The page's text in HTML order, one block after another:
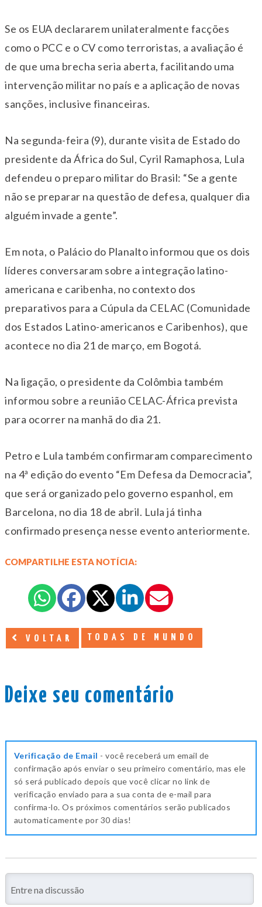
Se os EUA declararem unilateralmente facções
como o PCC e o CV como terroristas, a avaliação é
de que uma brecha seria aberta, facilitando uma
intervenção militar no país e a aplicação de novas
sanções, inclusive financeiras.
Na segunda-feira (9), durante visita de Estado do
presidente da África do Sul, Cyril Ramaphosa, Lula
defendeu o preparo militar do Brasil: “Se a gente
não se preparar na questão de defesa, qualquer dia
alguém invade a gente”.
Em nota, o Palácio do Planalto informou que os dois
líderes conversaram sobre a integração latino-
americana e caribenha, no contexto dos
preparativos para a Cúpula da CELAC (Comunidade
dos Estados Latino-americanos e Caribenhos), que
acontece no dia 21 de março, em Bogotá.
Na ligação, o presidente da Colômbia também
informou sobre a reunião CELAC-África prevista
para ocorrer na manhã do dia 21.
Petro e Lula também confirmaram comparecimento
na 4ª edição do evento “Em Defesa da Democracia”,
que será organizado pelo governo espanhol, em
Barcelona, no dia 18 de abril. Lula já tinha
confirmado presença nesse evento anteriormente.
COMPARTILHE ESTA NOTÍCIA:
VOLTAR TODAS DE MUNDO
Deixe seu comentário
Verificação de Email - você receberá um email de
confirmação após enviar o seu primeiro comentário, mas ele
só será publicado depois que você clicar no link de
verificação enviado para a sua conta de e-mail para
confirma-lo. Os próximos comentários serão publicados
automaticamente por 30 dias!